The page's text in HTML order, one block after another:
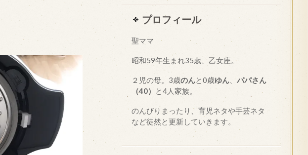
プロフィール
聖ママ
昭和59年生まれ35歳、乙女座。
２児の母。3歳のんと0歳ゆん、 パパさん
（40）
と4人家族。
のんびりまったり、育児ネタや手芸ネタ
など徒然と更新していきます。